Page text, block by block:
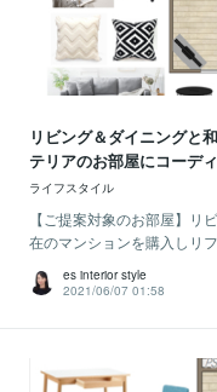
リビング＆ダイニングと
テリアのお部屋にコーデ
ライフスタイル
【ご提案対象のお部屋】リ
在のマンションを購入しリ
es interior style
2021/06/07 01:58